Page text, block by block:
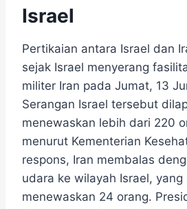
Israel
Pertikaian antara Israel dan
sejak Israel menyerang
militer Iran pada Jumat, 13
Serangan Israel tersebut
menewaskan lebih dari 220
menurut Kementerian
respons, Iran membalas
udara ke wilayah Israel, yang
menewaskan 24 orang.